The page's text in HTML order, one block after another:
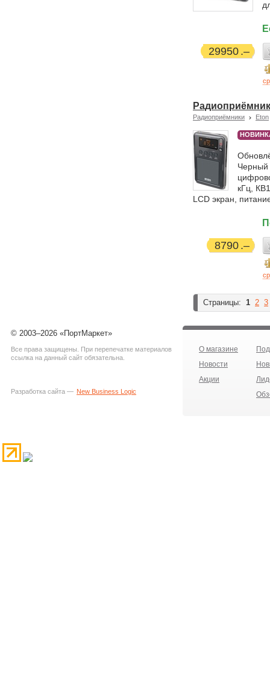
29950
Радиоприёмники Eton
Черный
кГц,
LCD экран,
8790
Страницы: 1 2 3
© 2003–2026 «ПортМаркет»
Все права защищены. При перепечатке материалов
ссылка на данный сайт обязательна.
Разработка сайта — New Business Logic
О магазине
Новости
Акции